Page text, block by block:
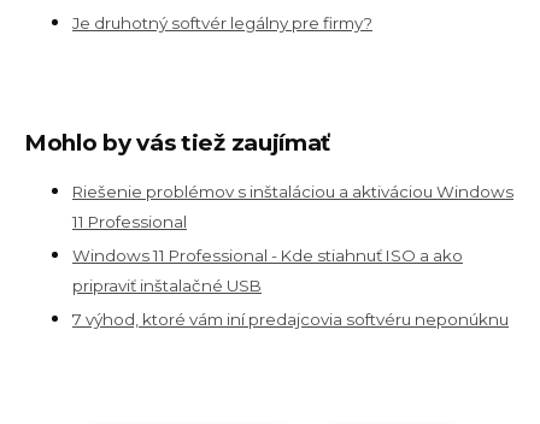
Je druhotný softvér legálny pre firmy?
Mohlo by vás tiež zaujímať
Riešenie problémov s inštaláciou a aktiváciou Windows
11 Professional
Windows 11 Professional - Kde stiahnuť ISO a ako
pripraviť inštalačné USB
7 výhod, ktoré vám iní predajcovia softvéru neponúknu